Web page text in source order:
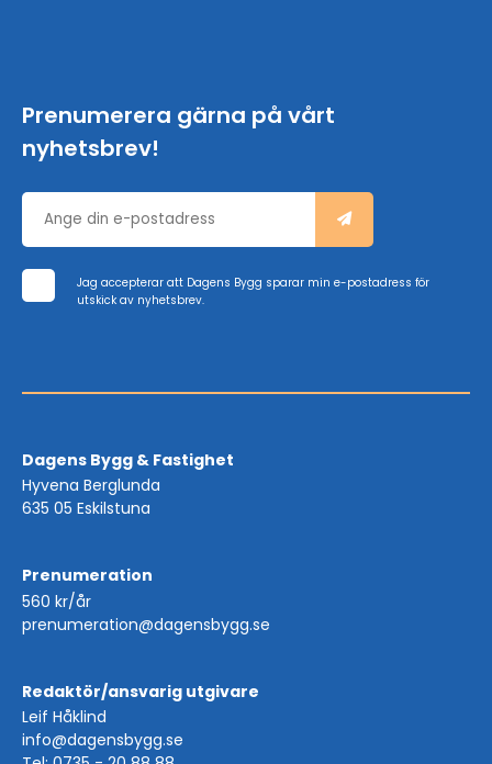
Prenumerera gärna på vårt
nyhetsbrev!
Jag accepterar att Dagens Bygg sparar min e-postadress för
utskick av nyhetsbrev.
Dagens Bygg & Fastighet
Hyvena Berglunda
635 05 Eskilstuna
Prenumeration
560 kr/år
prenumeration@dagensbygg.se
Redaktör/ansvarig utgivare
Leif Håklind
info@dagensbygg.se